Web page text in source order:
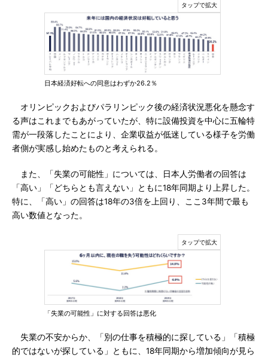
日本経済好転への同意はわずか26.2％
オリンピックおよびパラリンピック後の経済状況悪化を懸念す
る声はこれまでもあがっていたが、特に設備投資を中心に五輪特
需が一段落したことにより、企業収益が低迷している様子を労働
者側が実感し始めたものと考えられる。
また、「失業の可能性」については、日本人労働者の回答は
「高い」「どちらとも言えない」ともに18年同期より上昇した。
特に、「高い」の回答は18年の3倍を上回り、ここ3年間で最も
高い数値となった。
「失業の可能性」に対する回答は悪化
失業の不安からか、「別の仕事を積極的に探している」「積極
的ではないが探している」ともに、18年同期から増加傾向が見ら